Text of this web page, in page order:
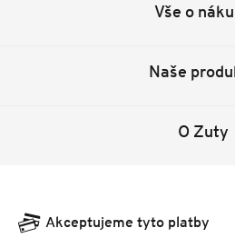
Vše o
Naše
O Zuty
Akceptujeme tyto platby